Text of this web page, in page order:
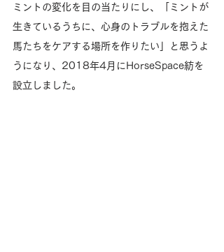
ミントの変化を目の当たりにし、「ミントが
生きているうちに、心身のトラブルを抱えた
馬たちをケアする場所を作りたい」と思うよ
うになり、2018年4月にHorseSpace紡を
設立しました。